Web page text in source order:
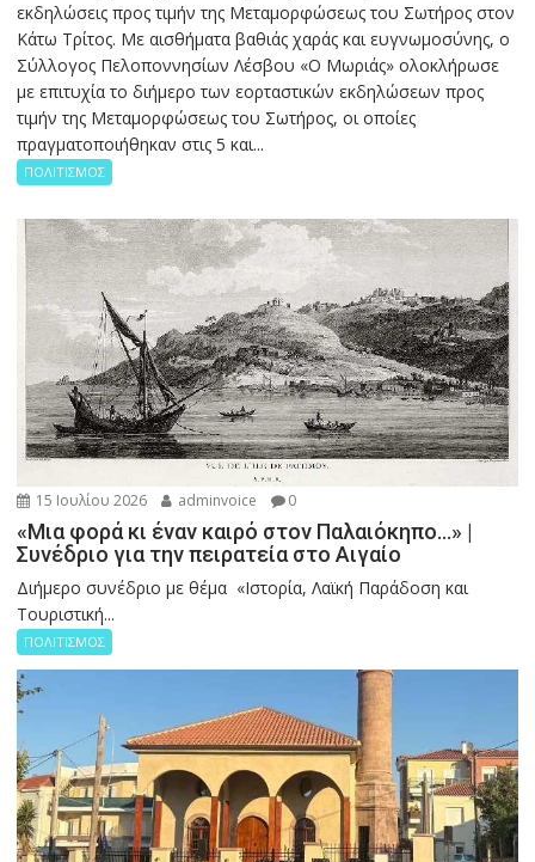
εκδηλώσεις προς τιμήν της Μεταμορφώσεως του Σωτήρος στον
Κάτω Τρίτος. Με αισθήματα βαθιάς χαράς και ευγνωμοσύνης, ο
Σύλλογος Πελοποννησίων Λέσβου «Ο Μωριάς» ολοκλήρωσε
με επιτυχία το διήμερο των εορταστικών εκδηλώσεων προς
τιμήν της Μεταμορφώσεως του Σωτήρος, οι οποίες
πραγματοποιήθηκαν στις 5 και...
ΠΟΛΙΤΙΣΜΟΣ
15 Ιουλίου 2026 adminvoice 0
«Μια φορά κι έναν καιρό στον Παλαιόκηπο…» |
Συνέδριο για την πειρατεία στο Αιγαίο
Διήμερο συνέδριο με θέμα «Ιστορία, Λαϊκή Παράδοση και
Τουριστική...
ΠΟΛΙΤΙΣΜΟΣ